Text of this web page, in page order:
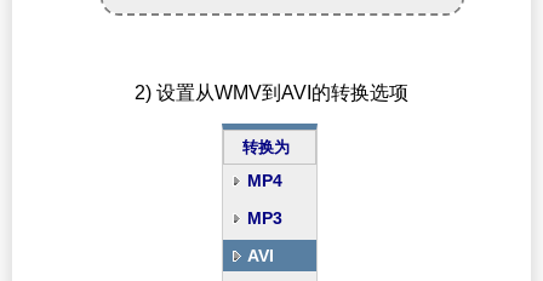
2) 设置从WMV到AVI的转换选项
转换为
MP4
MP3
AVI